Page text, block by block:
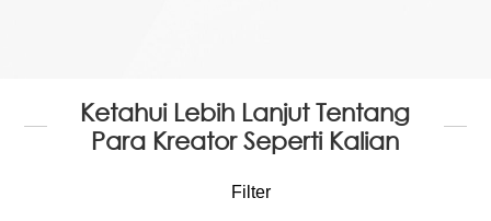
Ketahui Lebih Lanjut Tentang
Para Kreator Seperti Kalian
Filter